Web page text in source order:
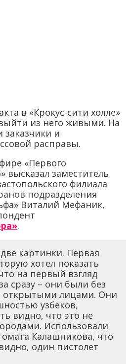
в «Крокус-сити холле»
из него живыми. На
заказчики и
расправы.
«Первого
высказал заместитель
филиала
подразделения
Виталий Мефаник,
.
картинки. Первая
хотел показать
на первый взгляд
сразу – они были без
открытыми лицами. Они
узбеков,
видно, что это не
Использовали
Калашникова, что
один пистолет